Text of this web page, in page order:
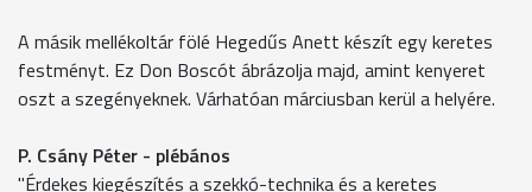
A másik mellékoltár fölé Hegedűs Anett készít egy keretes
festményt. Ez Don Boscót ábrázolja majd, amint kenyeret
oszt a szegényeknek. Várhatóan márciusban kerül a helyére.
P. Csány Péter - plébános
"Érdekes kiegészítés a szekkó-technika és a keretes